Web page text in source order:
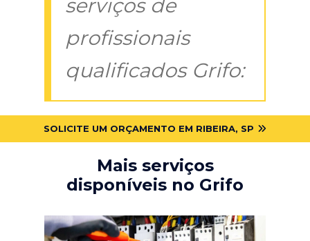
serviços de
profissionais
qualificados Grifo:
SOLICITE UM ORÇAMENTO EM RIBEIRA, SP
Mais serviços
disponíveis no Grifo